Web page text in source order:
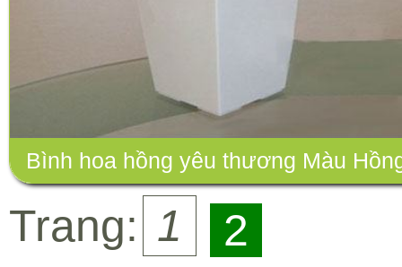
Bình hoa hồng yêu thương Màu
Trang: 1
2